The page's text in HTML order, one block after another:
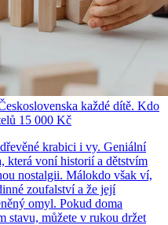
každé dítě. Kdo
15 000 Kč
krabici i vy. Geniální
která voní historií a dětstvím
nostalgii. Málokdo však ví,
zoufalství a že její
omyl. Pokud doma
stavu, můžete v rukou držet